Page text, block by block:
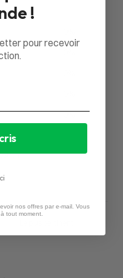
0%
!
pour recevoir
nos offres par e-mail. Vous
tout moment.